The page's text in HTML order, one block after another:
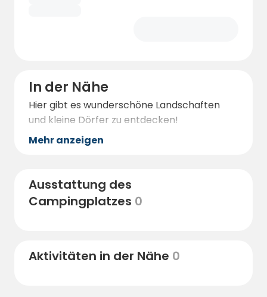
In der Nähe
Hier gibt es wunderschöne Landschaften
und kleine Dörfer zu entdecken!
Mehr anzeigen
Ausstattung des
Campingplatzes 0
Aktivitäten in der Nähe 0